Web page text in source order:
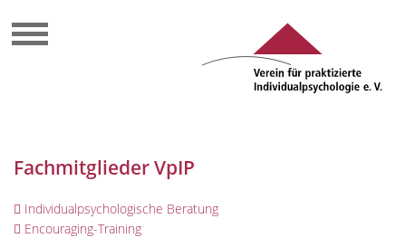
Fachmitglieder VpIP
Individualpsychologische Beratung
Encouraging-Training